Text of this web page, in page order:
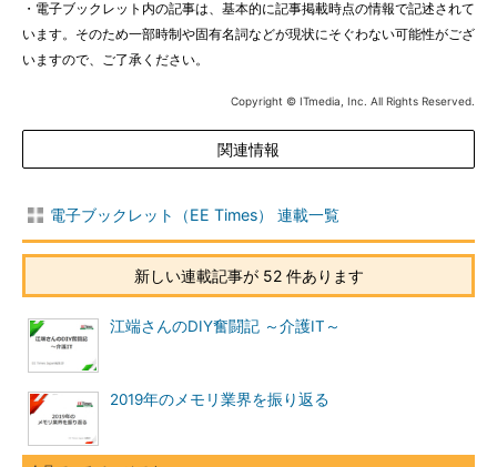
・電子ブックレット内の記事は、基本的に記事掲載時点の情報で記述されて
います。そのため一部時制や固有名詞などが現状にそぐわない可能性がござ
いますので、ご了承ください。
Copyright © ITmedia, Inc. All Rights Reserved.
関連情報
電子ブックレット（EE Times） 連載一覧
新しい連載記事が 52 件あります
江端さんのDIY奮闘記 ～介護IT～
2019年のメモリ業界を振り返る